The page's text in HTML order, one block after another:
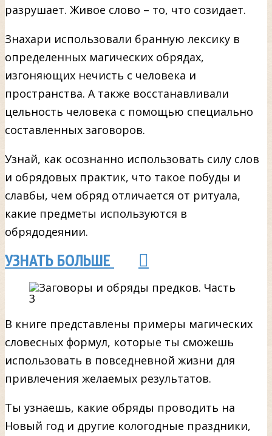
разрушает. Живое слово – то, что созидает.
Знахари использовали бранную лексику в
определенных магических обрядах,
изгоняющих нечисть с человека и
пространства. А также восстанавливали
цельность человека с помощью специально
составленных заговоров.
Узнай, как осознанно использовать силу слов
и обрядовых практик, что такое побуды и
славбы, чем обряд отличается от ритуала,
какие предметы используются в
обрядодеянии.
УЗНАТЬ БОЛЬШЕ
В книге представлены примеры магических
словесных формул, которые ты сможешь
использовать в повседневной жизни для
привлечения желаемых результатов.
Ты узнаешь, какие обряды проводить на
Новый год и другие кологодные праздники,